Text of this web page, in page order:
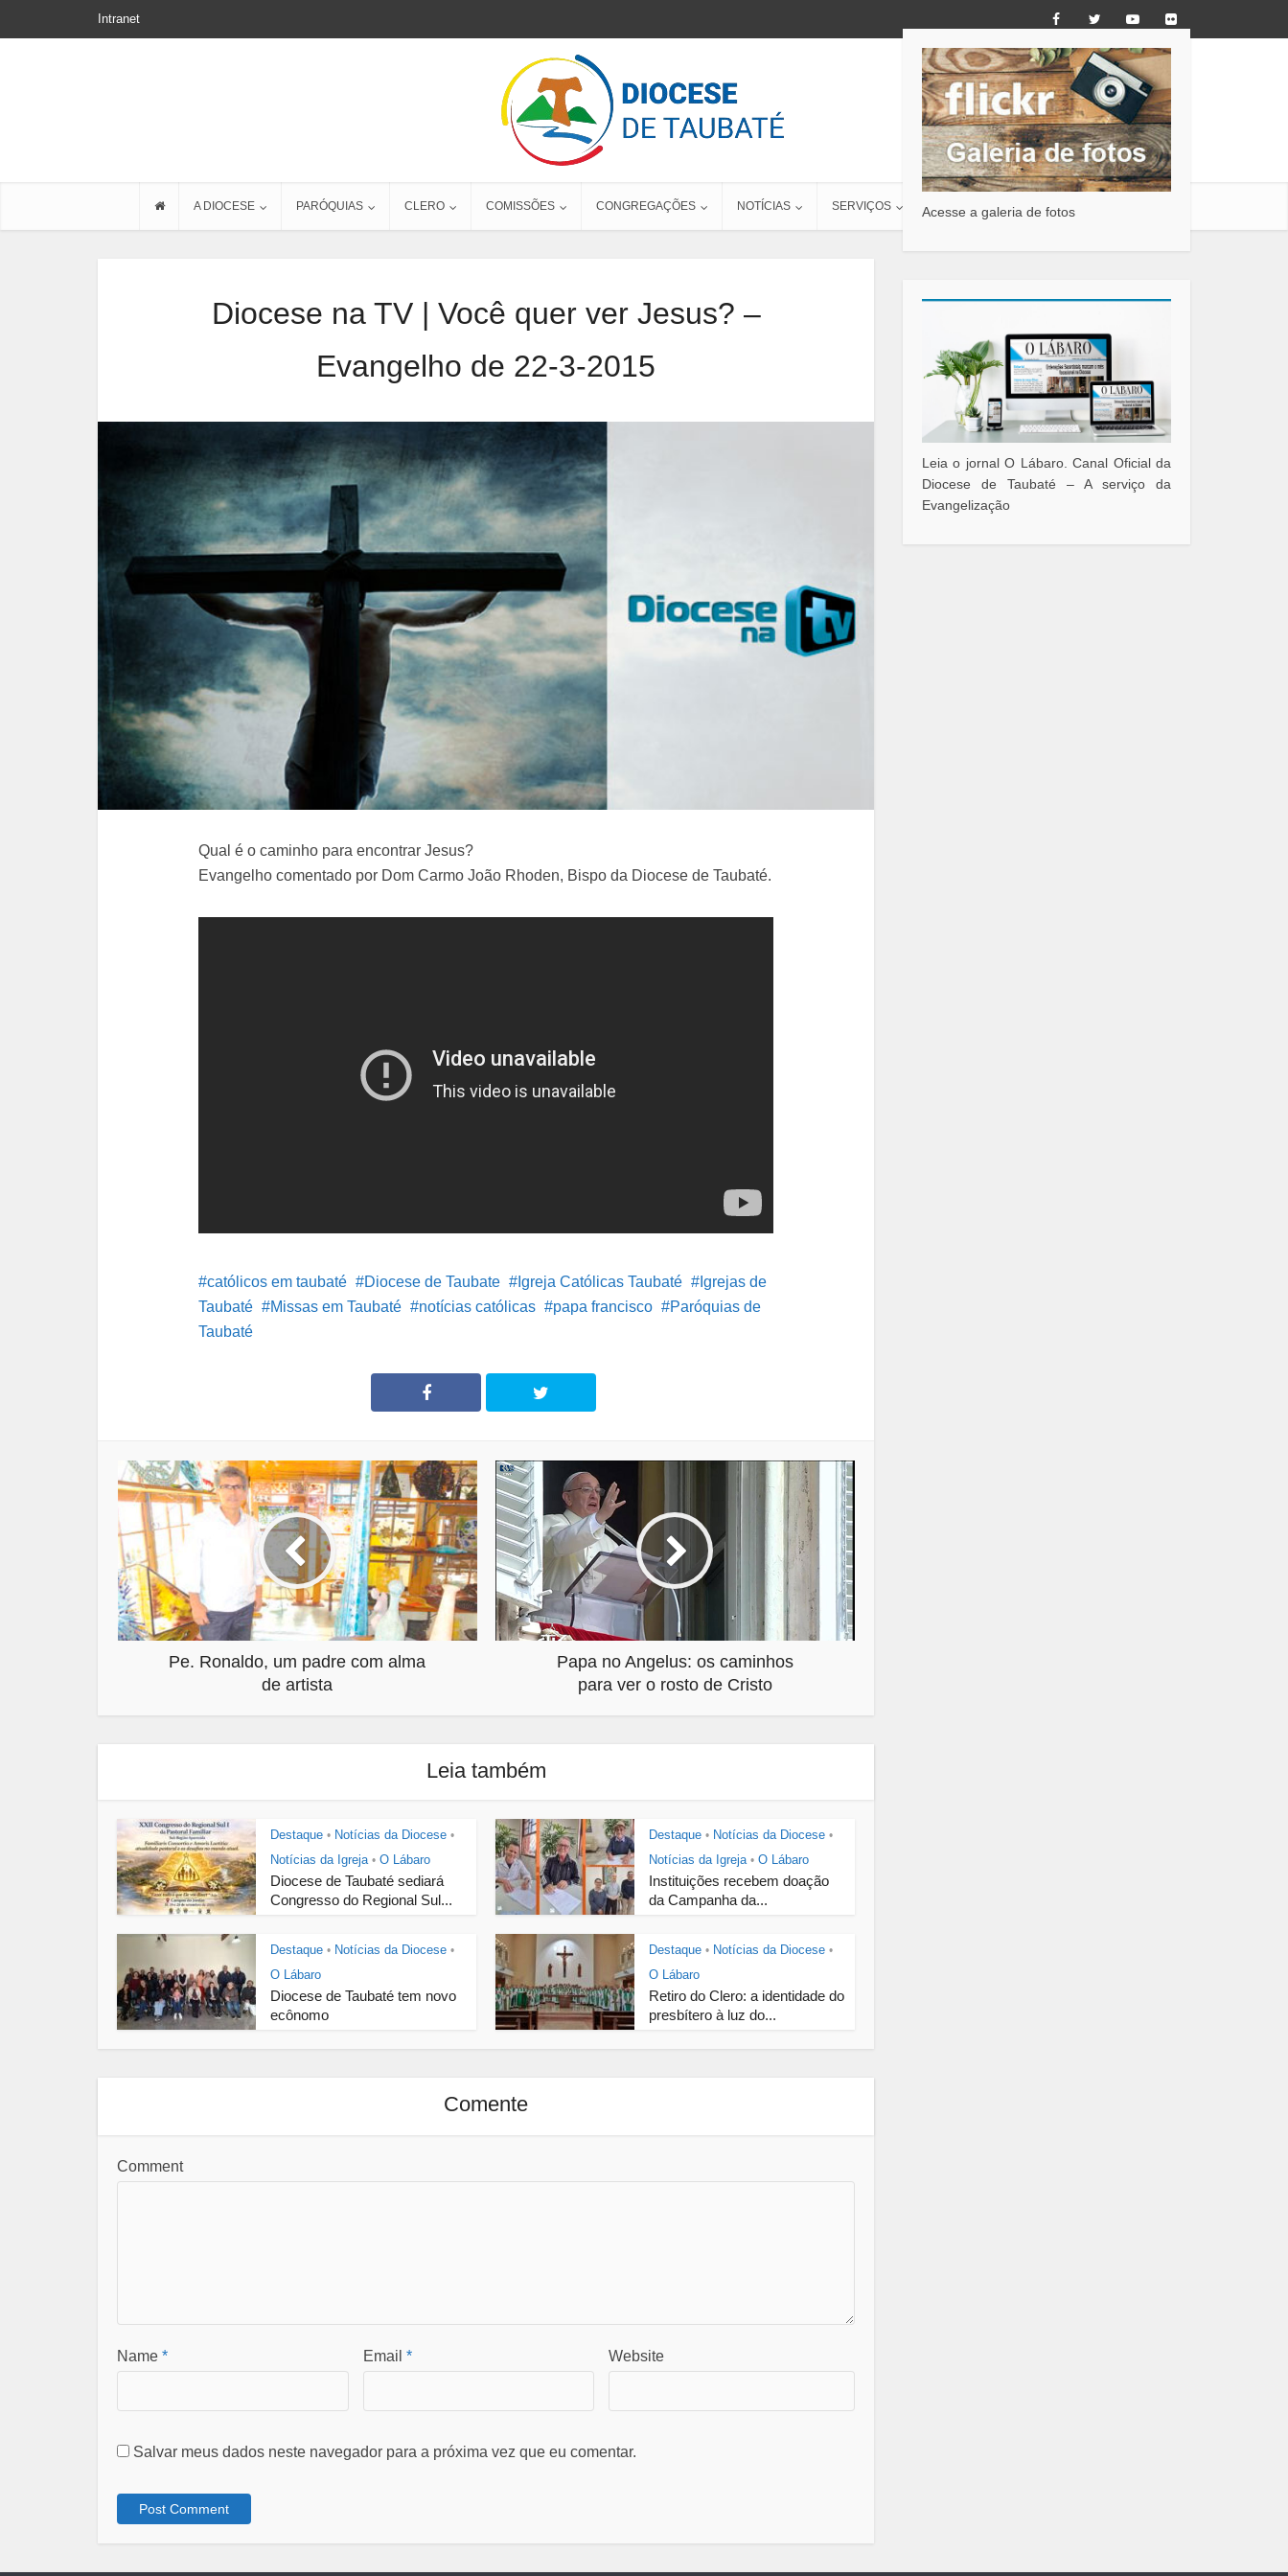
Intranet
A DIOCESE PARÓQUIAS CLERO COMISSÕES CONGREGAÇÕES NOTÍCIAS SERVIÇOS CONTATO
Diocese na TV | Você quer ver Jesus? –
Evangelho de 22-3-2015
Qual é o caminho para encontrar Jesus?
Evangelho comentado por Dom Carmo João Rhoden, Bispo da Diocese de Taubaté.
católicos em taubaté Diocese de Taubate Igreja Católicas Taubaté
Igrejas de
Taubaté
Missas em Taubaté notícias católicas papa francisco
Paróquias de
Taubaté
Pe. Ronaldo, um padre com alma
de artista
Papa no Angelus: os caminhos
para ver o rosto de Cristo
Leia também
Destaque • Notícias da Diocese •
Notícias da Igreja • O Lábaro
Diocese de Taubaté sediará
Congresso do Regional Sul...
Destaque • Notícias da Diocese •
Notícias da Igreja • O Lábaro
Instituições recebem doação
da Campanha da...
Destaque • Notícias da Diocese •
O Lábaro
Diocese de Taubaté tem novo
ecônomo
Destaque • Notícias da Diocese •
O Lábaro
Retiro do Clero: a identidade do
presbítero à luz do...
Comente
Comment
Name * Email * Website
Salvar meus dados neste navegador para a próxima vez que eu comentar.
Acesse a galeria de fotos
Leia o jornal O Lábaro. Canal Oficial da
Diocese de Taubaté – A serviço da
Evangelização